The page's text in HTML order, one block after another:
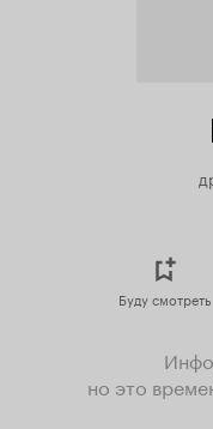
Буду смотреть
но это